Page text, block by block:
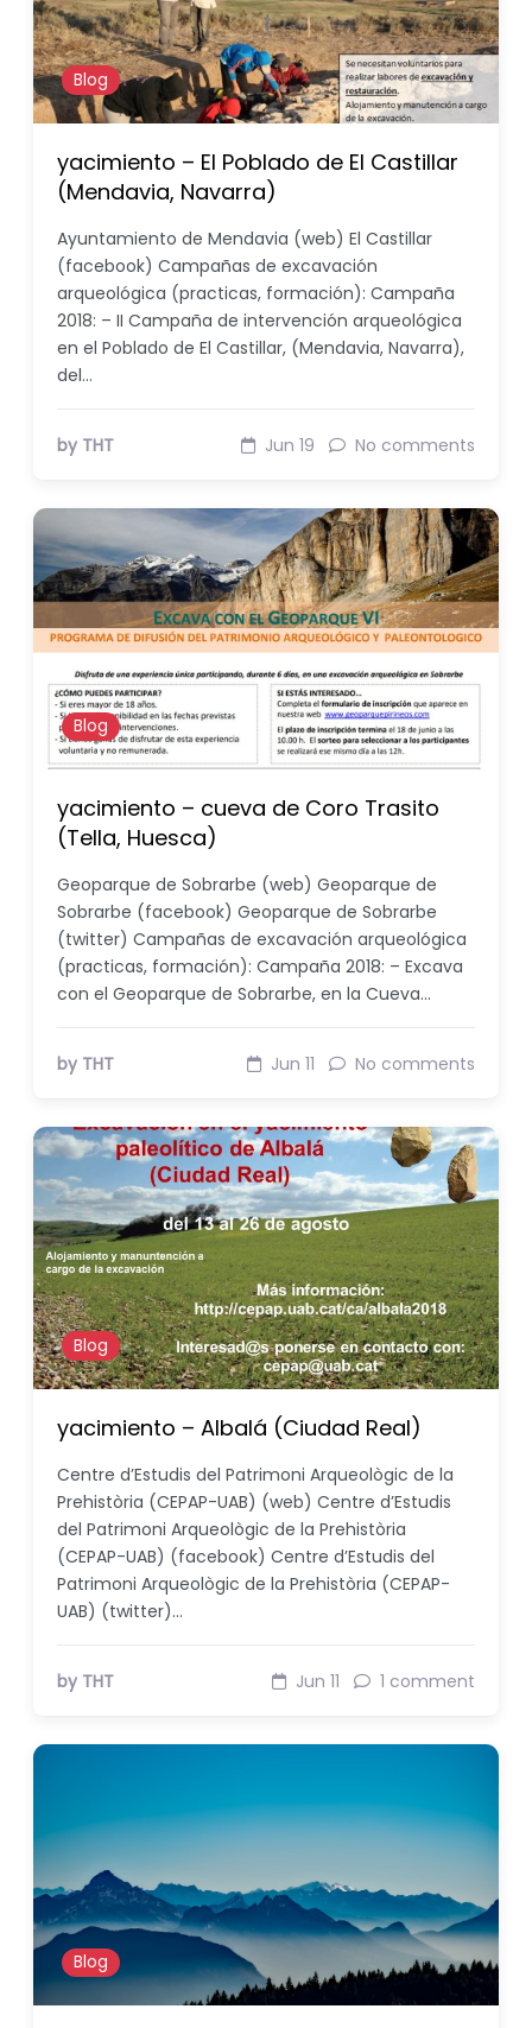
Blog
yacimiento – El Poblado de El Castillar
(Mendavia, Navarra)
Ayuntamiento de Mendavia (web) El Castillar
(facebook) Campañas de excavación
arqueológica (practicas, formación): Campaña
2018: – II Campaña de intervención arqueológica
en el Poblado de El Castillar, (Mendavia, Navarra),
del…
by THT Jun 19 No comments
Blog
yacimiento – cueva de Coro Trasito
(Tella, Huesca)
Geoparque de Sobrarbe (web) Geoparque de
Sobrarbe (facebook) Geoparque de Sobrarbe
(twitter) Campañas de excavación arqueológica
(practicas, formación): Campaña 2018: – Excava
con el Geoparque de Sobrarbe, en la Cueva…
by THT Jun 11 No comments
Blog
yacimiento – Albalá (Ciudad Real)
Centre d’Estudis del Patrimoni Arqueològic de la
Prehistòria (CEPAP-UAB) (web) Centre d’Estudis
del Patrimoni Arqueològic de la Prehistòria
(CEPAP-UAB) (facebook) Centre d’Estudis del
Patrimoni Arqueològic de la Prehistòria (CEPAP-
UAB) (twitter)…
by THT Jun 11 1 comment
Blog